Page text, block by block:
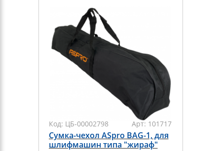
Код: ЦБ-00002798 Арт: 101717
Сумка-чехол ASpro BAG-1, для
шлифмашин типа "жираф"